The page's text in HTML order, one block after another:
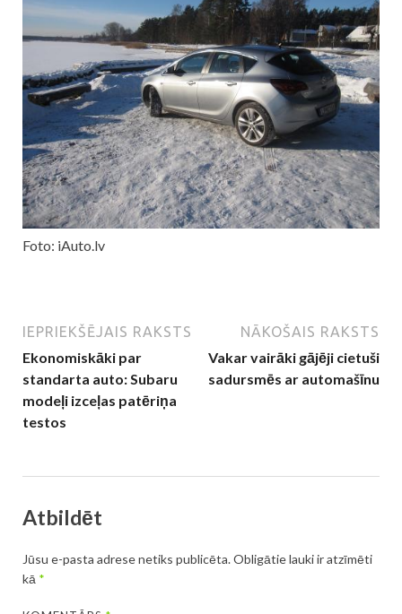
Foto: iAuto.lv
IEPRIEKŠĒJAIS RAKSTS
Ekonomiskāki par
standarta auto: Subaru
modeļi izceļas patēriņa
testos
NĀKOŠAIS RAKSTS
Vakar vairāki gājēji cietuši
sadursmēs ar automašīnu
Atbildēt
Jūsu e-pasta adrese netiks publicēta.Obligātie lauki ir atzīmēti
kā *